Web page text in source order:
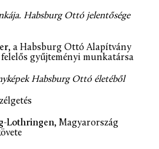
Habsburg Ottó jelentősége
, a Habsburg Ottó Alapítvány
gyűjteményi munkatársa
Habsburg Ottó életéből
Lothringen, Magyarország